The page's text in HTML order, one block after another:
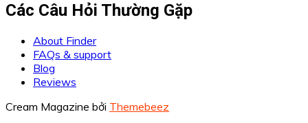
Các Câu Hỏi Thường Gặp
About Finder
FAQs & support
Blog
Reviews
Cream Magazine bởi Themebeez